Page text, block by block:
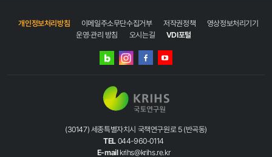
개인정보처리방침 이메일주소무단수집거부 저작권정책
영상정보처리기기
운영·관리 방침
오시는길 VDI포털
네이버
인스타그램
(30147) 세종특별자치시 국책연구원로 5 (반곡동)
TEL 044-960-0114
E-mail krihs@krihs.re.kr